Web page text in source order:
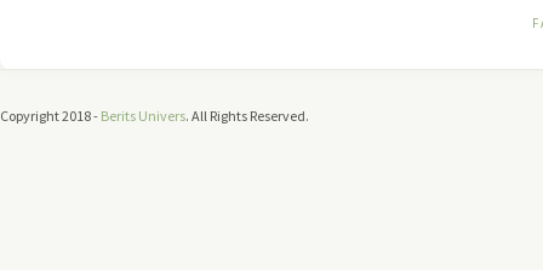
Copyright 2018 - Berits Univers. All Rights Reserved.